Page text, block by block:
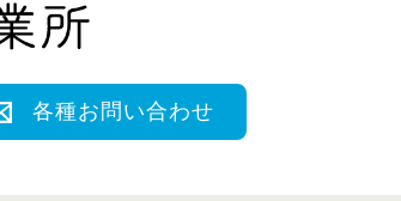
各種お問い合わせ